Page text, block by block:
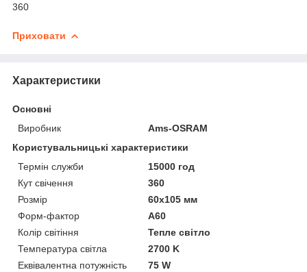
360
Приховати
Характеристики
Основні
Виробник
Ams-OSRAM
Користувальницькі характеристики
Термін служби
15000 год
Кут свічення
360
Розмір
60х105 мм
Форм-фактор
A60
Колір світіння
Тепле світло
Температура світла
2700 K
Еквівалентна потужність
75 W